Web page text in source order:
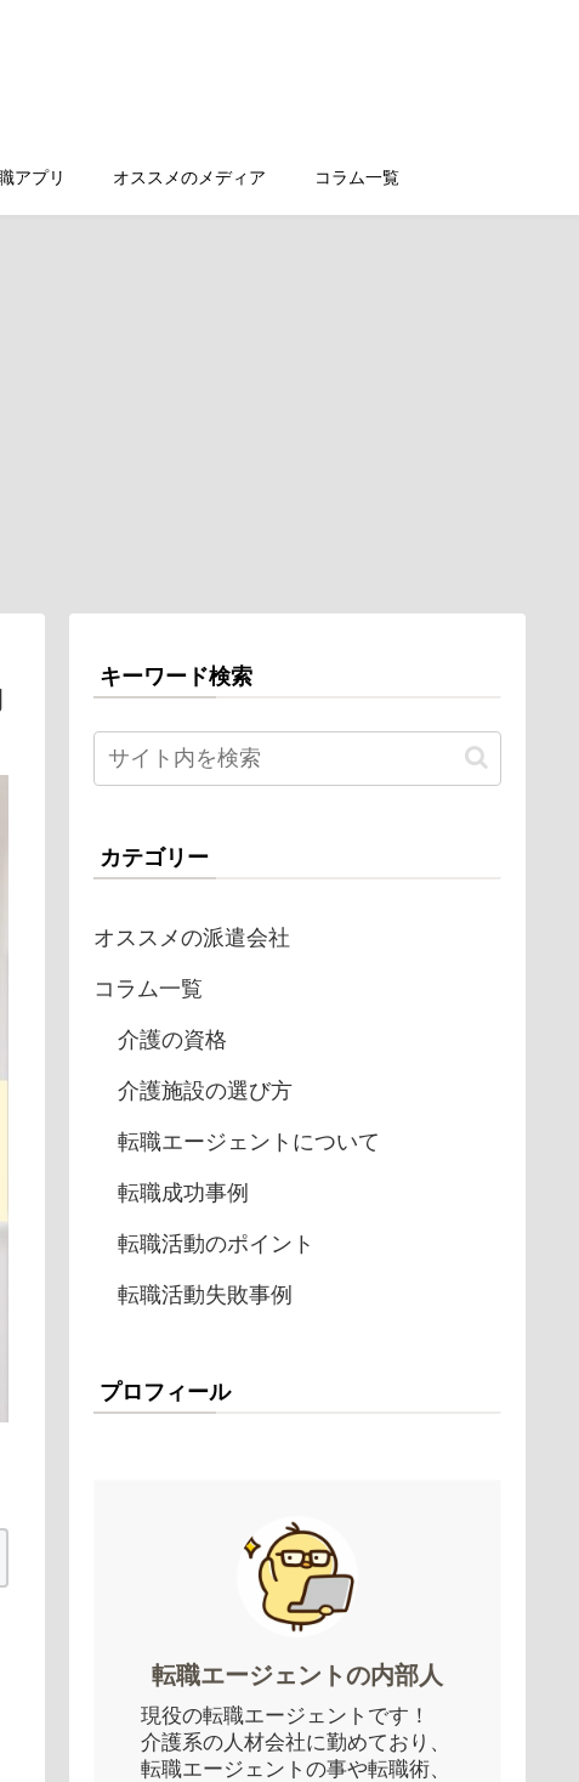
アプリ オススメのメディア コラム一覧
キーワード検索
カテゴリー
オススメの派遣会社
コラム一覧
介護の資格
介護施設の選び方
転職エージェントについて
転職成功事例
転職活動のポイント
転職活動失敗事例
プロフィール
転職エージェントの内部人
現役の転職エージェントです！
介護系の人材会社に勤めており、
転職エージェントの事や転職術、